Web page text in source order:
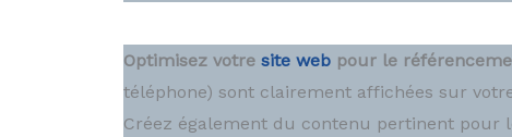
Optimisez votre site webpour le
téléphone) sont clairement affichées sur
Créez également du contenu pertinent pour